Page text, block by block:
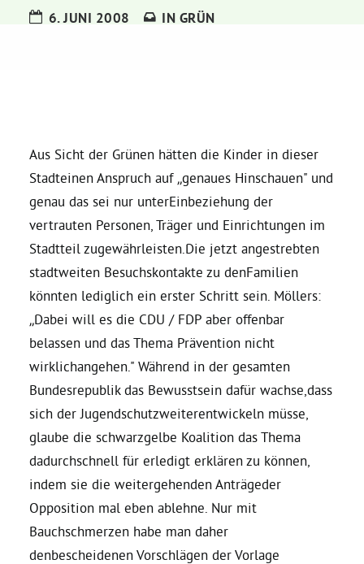
Sylvia Rietenberg, MdB
Robin Korte, MdL
Daniel Freund, MdEP
Grüne im Rathaus
Ratsfraktion
Ratsmitglieder 2025 – 2030
Ratsanträge
6. JUNI 2008 IN GRÜN
Aus Sicht der Grünen hätten die Kinder in dieser
Stadteinen Anspruch auf „genaues Hinschauen" und
genau das sei nur unterEinbeziehung der
vertrauten Personen, Träger und Einrichtungen im
Stadtteil zugewährleisten.Die jetzt angestrebten
stadtweiten Besuchskontakte zu denFamilien
könnten lediglich ein erster Schritt sein. Möllers:
„Dabei will es die CDU / FDP aber offenbar
belassen und das Thema Prävention nicht
wirklichangehen." Während in der gesamten
Bundesrepublik das Bewusstsein dafür wachse,dass
sich der Jugendschutzweiterentwickeln müsse,
glaube die schwarzgelbe Koalition das Thema
dadurchschnell für erledigt erklären zu können,
indem sie die weitergehenden Anträgeder
Opposition mal eben ablehne. Nur mit
Bauchschmerzen habe man daher
denbescheidenen Vorschlägen der Vorlage